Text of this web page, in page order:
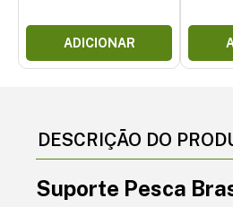
ADICIONAR
DESCRIÇÃO DO
Suporte Pesca